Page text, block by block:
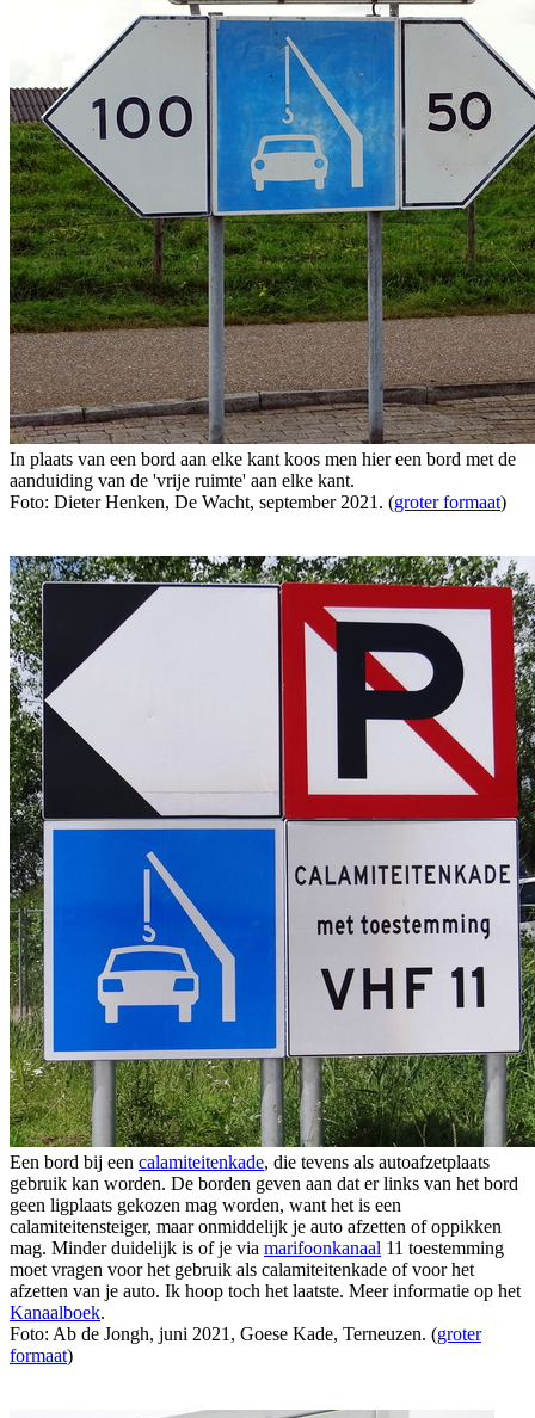
In plaats van een bord aan elke kant koos men hier een bord met de
aanduiding van de 'vrije ruimte' aan elke kant.
Foto: Dieter Henken, De Wacht, september 2021. (groter formaat)
Een bord bij een calamiteitenkade, die tevens als autoafzetplaats
gebruik kan worden. De borden geven aan dat er links van het bord
geen ligplaats gekozen mag worden, want het is een
calamiteitensteiger, maar onmiddelijk je auto afzetten of oppikken
mag. Minder duidelijk is of je via marifoonkanaal 11 toestemming
moet vragen voor het gebruik als calamiteitenkade of voor het
afzetten van je auto. Ik hoop toch het laatste. Meer informatie op het
Kanaalboek.
Foto: Ab de Jongh, juni 2021, Goese Kade, Terneuzen. (groter
formaat)